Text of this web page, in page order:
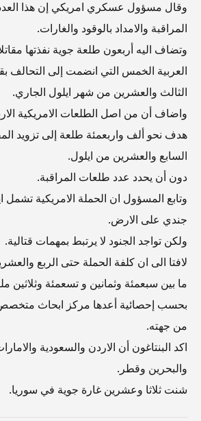
وقال مسؤول عسكري امريكي إن هذا
المراقبة والامداد بالوقود والغارات.
وتضاف اليه أربعون طلعة جوية نفذتها
العربية الخمس التي انضمت إلى التحالف
الثالث والعشرين من شهر ايلول الجاري.
واضاف أن من اصل الطلعات الامريكية
هدف نحو ألف واربعمئة طلعة إلى تزويد
السابع والعشرين من ايلول.
دون أن يحدد عدد طلعات المراقبة.
وتابع المسؤول ان الحملة الامريكية تشمل
جندي على الارض.
ولكن تواجد الجنود لا يرتبط بمهمات قتالية.
لافتا الى ان كلفة الحملة حتى الربع
ما بين سبعمئة وثمانين و تسعمئة وثلاثين
بحسب إحصائية أعدها مركز ابحاث
من جهته.
اكد البنتاغون أن الاردن والسعودية
والبحرين وقطر.
شنت ثلاثا وعشرين غارة جوية في سوريا.